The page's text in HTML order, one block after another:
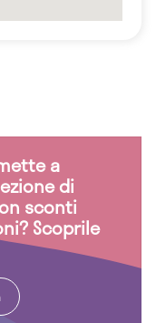
a
di
sconti
Scoprile